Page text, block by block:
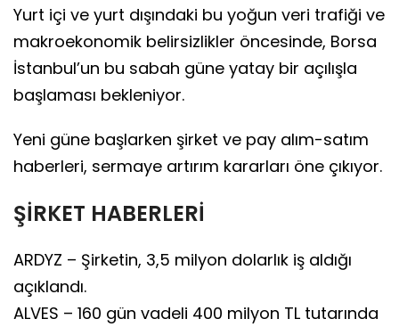
Yurt içi ve yurt dışındaki bu yoğun veri trafiği ve
makroekonomik belirsizlikler öncesinde, Borsa
İstanbul’un bu sabah güne yatay bir açılışla
başlaması bekleniyor.
Yeni güne başlarken şirket ve pay alım-satım
haberleri, sermaye artırım kararları öne çıkıyor.
ŞİRKET HABERLERİ
ARDYZ – Şirketin, 3,5 milyon dolarlık iş aldığı
açıklandı.
ALVES – 160 gün vadeli 400 milyon TL tutarında